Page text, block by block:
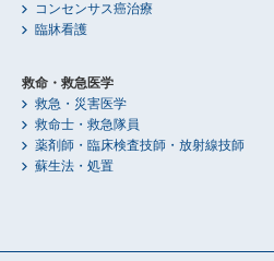
コンセンサス癌治療
臨牀看護
救命・救急医学
救急・災害医学
救命士・救急隊員
薬剤師・臨床検査技師・放射線技師
蘇生法・処置